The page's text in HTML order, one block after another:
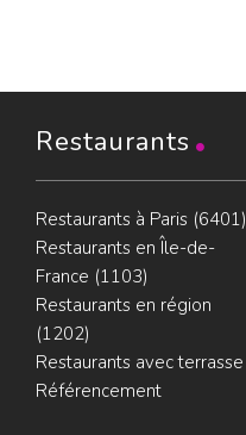
Restaurants
Restaurants à Paris (6401)
Restaurants en Île-de-
France (1103)
Restaurants en région
(1202)
Restaurants avec terrasse
Référencement